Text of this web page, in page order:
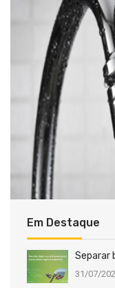
Em Destaque
Separar
31/07/